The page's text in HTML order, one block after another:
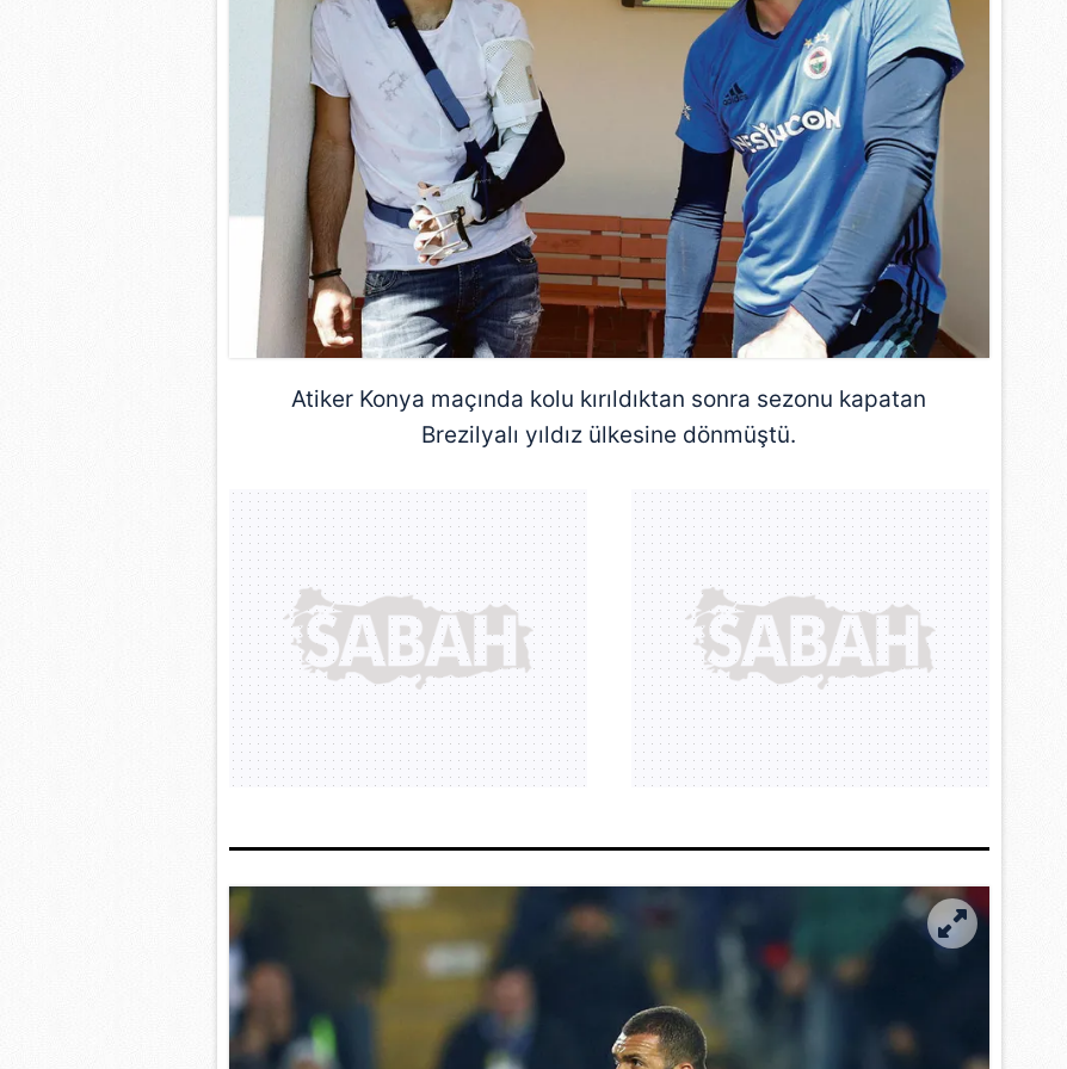
mevzuata uygun olarak kullanılan çerezlerle ilgili bilgi almak için lütfen tıklayınız .
Atiker Konya maçında kolu kırıldıktan sonra sezonu kapatan
Brezilyalı yıldız ülkesine dönmüştü.